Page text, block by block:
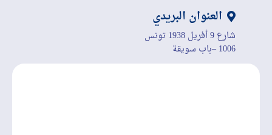
العنوان البريدي
شارع 9 أفريل 1938 تونس
1006 –باب سويقة